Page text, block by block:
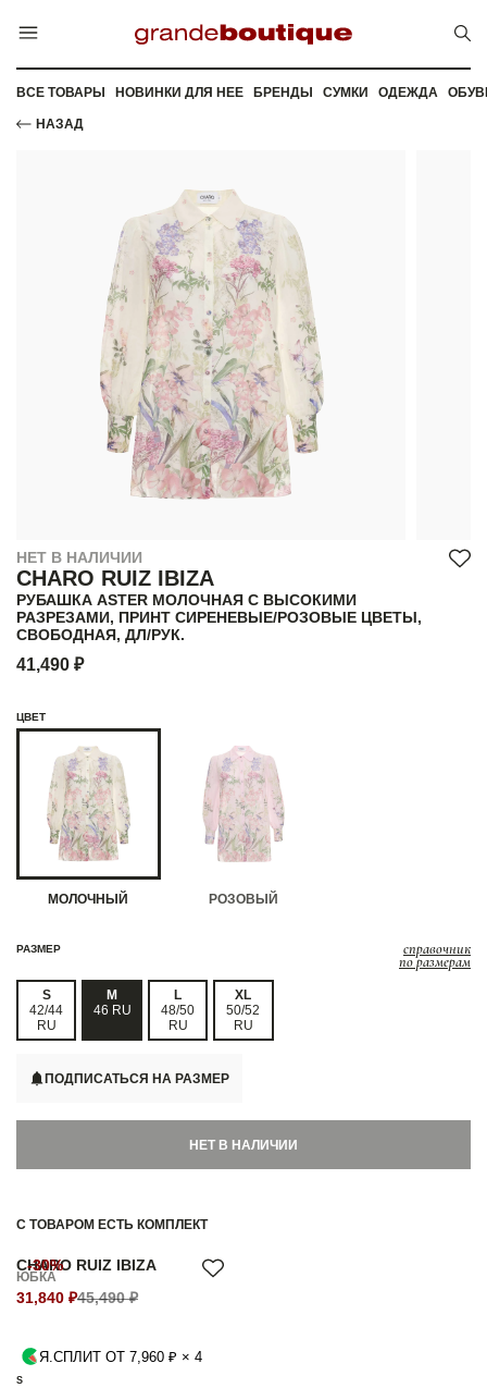
ВСЕ ТОВАРЫ НОВИНКИ ДЛЯ НЕЕ БРЕНДЫ СУМКИ ОДЕЖДА
НАЗАД
НЕТ В НАЛИЧИИ
CHARO RUIZ IBIZA
РУБАШКА ASTER МОЛОЧНАЯ С ВЫСОКИМИ
РАЗРЕЗАМИ, ПРИНТ СИРЕНЕВЫЕ/РОЗОВЫЕ ЦВЕТЫ,
СВОБОДНАЯ, ДЛ/РУК.
41,490 ₽
ЦВЕТ
МОЛОЧНЫЙ РОЗОВЫЙ
РАЗМЕР справочник
по размерам
S
42/44
RU
M
46 RU
L
48/50
RU
XL
50/52
RU
ПОДПИСАТЬСЯ НА РАЗМЕР
НЕТ В НАЛИЧИИ
С ТОВАРОМ ЕСТЬ КОМПЛЕКТ
-30%
CHARO RUIZ IBIZA
ЮБКА
31,840 ₽45,490 ₽
Я.СПЛИТ ОТ 7,960 ₽ × 4
S